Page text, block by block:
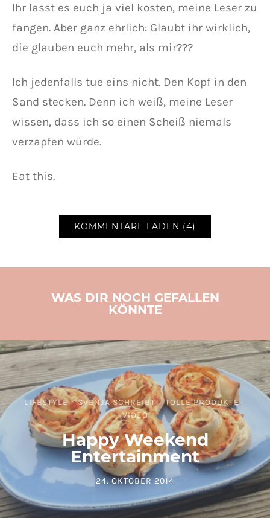
Ihr lasst es euch ja viel kosten, meine Leser zu
fangen. Aber ganz ehrlich: Glaubt ihr wirklich,
die glauben euch mehr, als mir???
Ich jedenfalls tue eins nicht. Den Kopf in den
Sand stecken. Denn ich weiß, meine Leser
wissen, dass ich so einen Scheiß niemals
verzapfen würde.
Eat this.
KOMMENTARE LADEN (4)
WAS DIR NOCH GEFALLEN
KÖNNTE
LIFESTYLE SVENJA SCHREIBT
TOLLE PRODUKTE
VIDEO
Happy Weekend
Entertainment
POSTED ON
24. OKTOBER 2014